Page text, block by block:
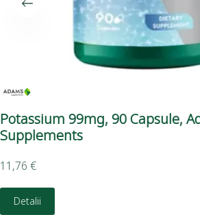
Potassium 99mg, 90 Capsule,
Supplements
11,76 €
Detalii